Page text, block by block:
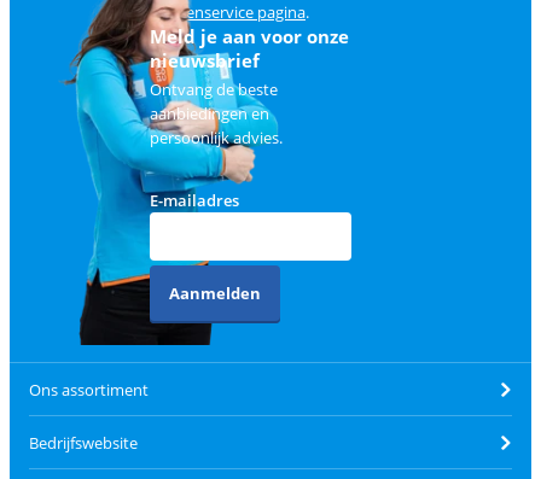
klantenservice pagina.
Meld je aan voor onze
nieuwsbrief
Ontvang de beste
aanbiedingen en
persoonlijk advies.
E-mailadres
Aanmelden
Ons assortiment
Bedrijfswebsite